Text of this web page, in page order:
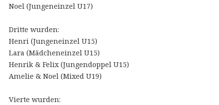
Noel (Jungeneinzel U17)
Dritte wurden:
Henri (Jungeneinzel U15)
Lara (Mädcheneinzel U15)
Henrik & Felix (Jungendoppel U15)
Amelie & Noel (Mixed U19)
Vierte wurden: